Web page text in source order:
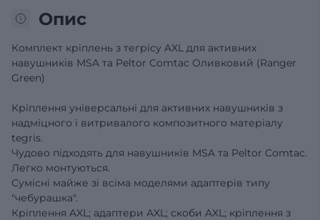
Опис
Комплект кріплень з тегрісу AXL для активних
навушників MSA та Peltor Comtac Оливковий (Ranger
Green)
Кріплення універсальні для активних навушників з
надміцного і витривалого композитного матеріалу
tegris.
Чудово підходять для навушників MSA та Peltor Comtac.
Легко монтуються.
Сумісні майже зі всіма моделями адаптерів типу
"чебурашка".
Кріплення AXL; адаптери AXL; скоби AXL; кріплення з